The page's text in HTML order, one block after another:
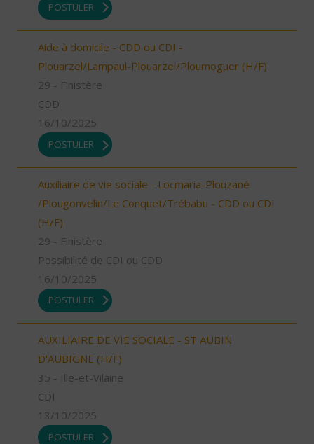
POSTULER
Aide à domicile - CDD ou CDI -
Plouarzel/Lampaul-Plouarzel/Ploumoguer (H/F)
29 - Finistère
CDD
16/10/2025
POSTULER
Auxiliaire de vie sociale - Locmaria-Plouzané
/Plougonvelin/Le Conquet/Trébabu - CDD ou CDI
(H/F)
29 - Finistère
Possibilité de CDI ou CDD
16/10/2025
POSTULER
AUXILIAIRE DE VIE SOCIALE - ST AUBIN
D'AUBIGNE (H/F)
35 - Ille-et-Vilaine
CDI
13/10/2025
POSTULER